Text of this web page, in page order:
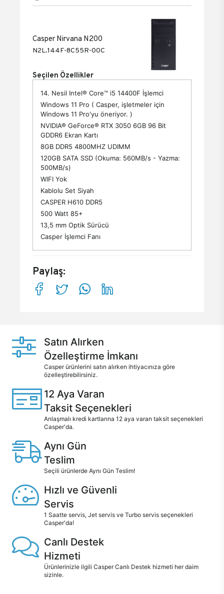
Casper Nirvana N200
N2L.144F-8C55R-00C
Seçilen Özellikler
14. Nesil Intel® Core™ i5 14400F İşlemci
Windows 11 Pro ( Casper, işletmeler için
Windows 11 Pro'yu öneriyor. )
NVIDIA® GeForce® RTX 3050 6GB 96 Bit
GDDR6 Ekran Kartı
8GB DDR5 4800MHZ UDIMM
120GB SATA SSD (Okuma: 560MB/s - Yazma:
500MB/s)
WIFI Yok
Kablolu Set Siyah
CASPER H610 DDR5
500 Watt 85+
13,5 mm Optik Sürücü
Casper İşlemci Fanı
Paylaş:
Satın Alırken
Özelleştirme İmkanı
Casper ürünlerini satın alırken ihtiyacınıza göre
özelleştirebilirsiniz.
12 Aya Varan
Taksit Seçenekleri
Anlaşmalı kredi kartlarına 12 aya varan taksit seçenekleri
Casper'da.
Aynı Gün
Teslim
Seçili ürünlerde Aynı Gün Teslim!
Hızlı ve Güvenli
Servis
1 Saatte servis, Jet servis ve Turbo servis seçenekleri
Casper'da!
Canlı Destek
Hizmeti
Ürünlerinizle ilgili Casper Canlı Destek hizmeti her daim
sizinle.